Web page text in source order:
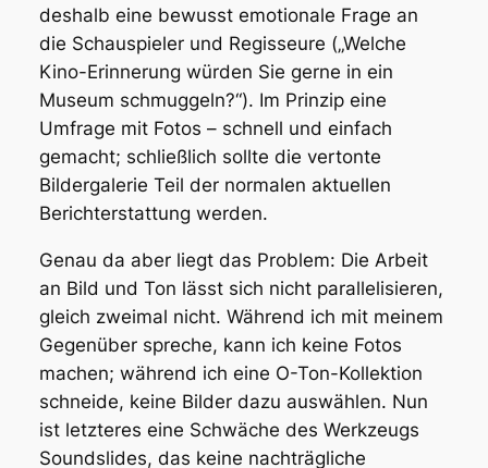
deshalb eine bewusst emotionale Frage an
die Schauspieler und Regisseure („Welche
Kino-Erinnerung würden Sie gerne in ein
Museum schmuggeln?“). Im Prinzip eine
Umfrage mit Fotos – schnell und einfach
gemacht; schließlich sollte die vertonte
Bildergalerie Teil der normalen aktuellen
Berichterstattung werden.
Genau da aber liegt das Problem: Die Arbeit
an Bild und Ton lässt sich nicht parallelisieren,
gleich zweimal nicht. Während ich mit meinem
Gegenüber spreche, kann ich keine Fotos
machen; während ich eine O-Ton-Kollektion
schneide, keine Bilder dazu auswählen. Nun
ist letzteres eine Schwäche des Werkzeugs
Soundslides, das keine nachträgliche